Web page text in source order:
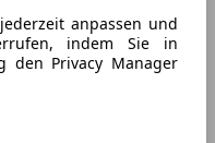
anpassen und
indem Sie in
den Privacy Manager
aller Content-
Video. Er verfügt über
und
neuen
des